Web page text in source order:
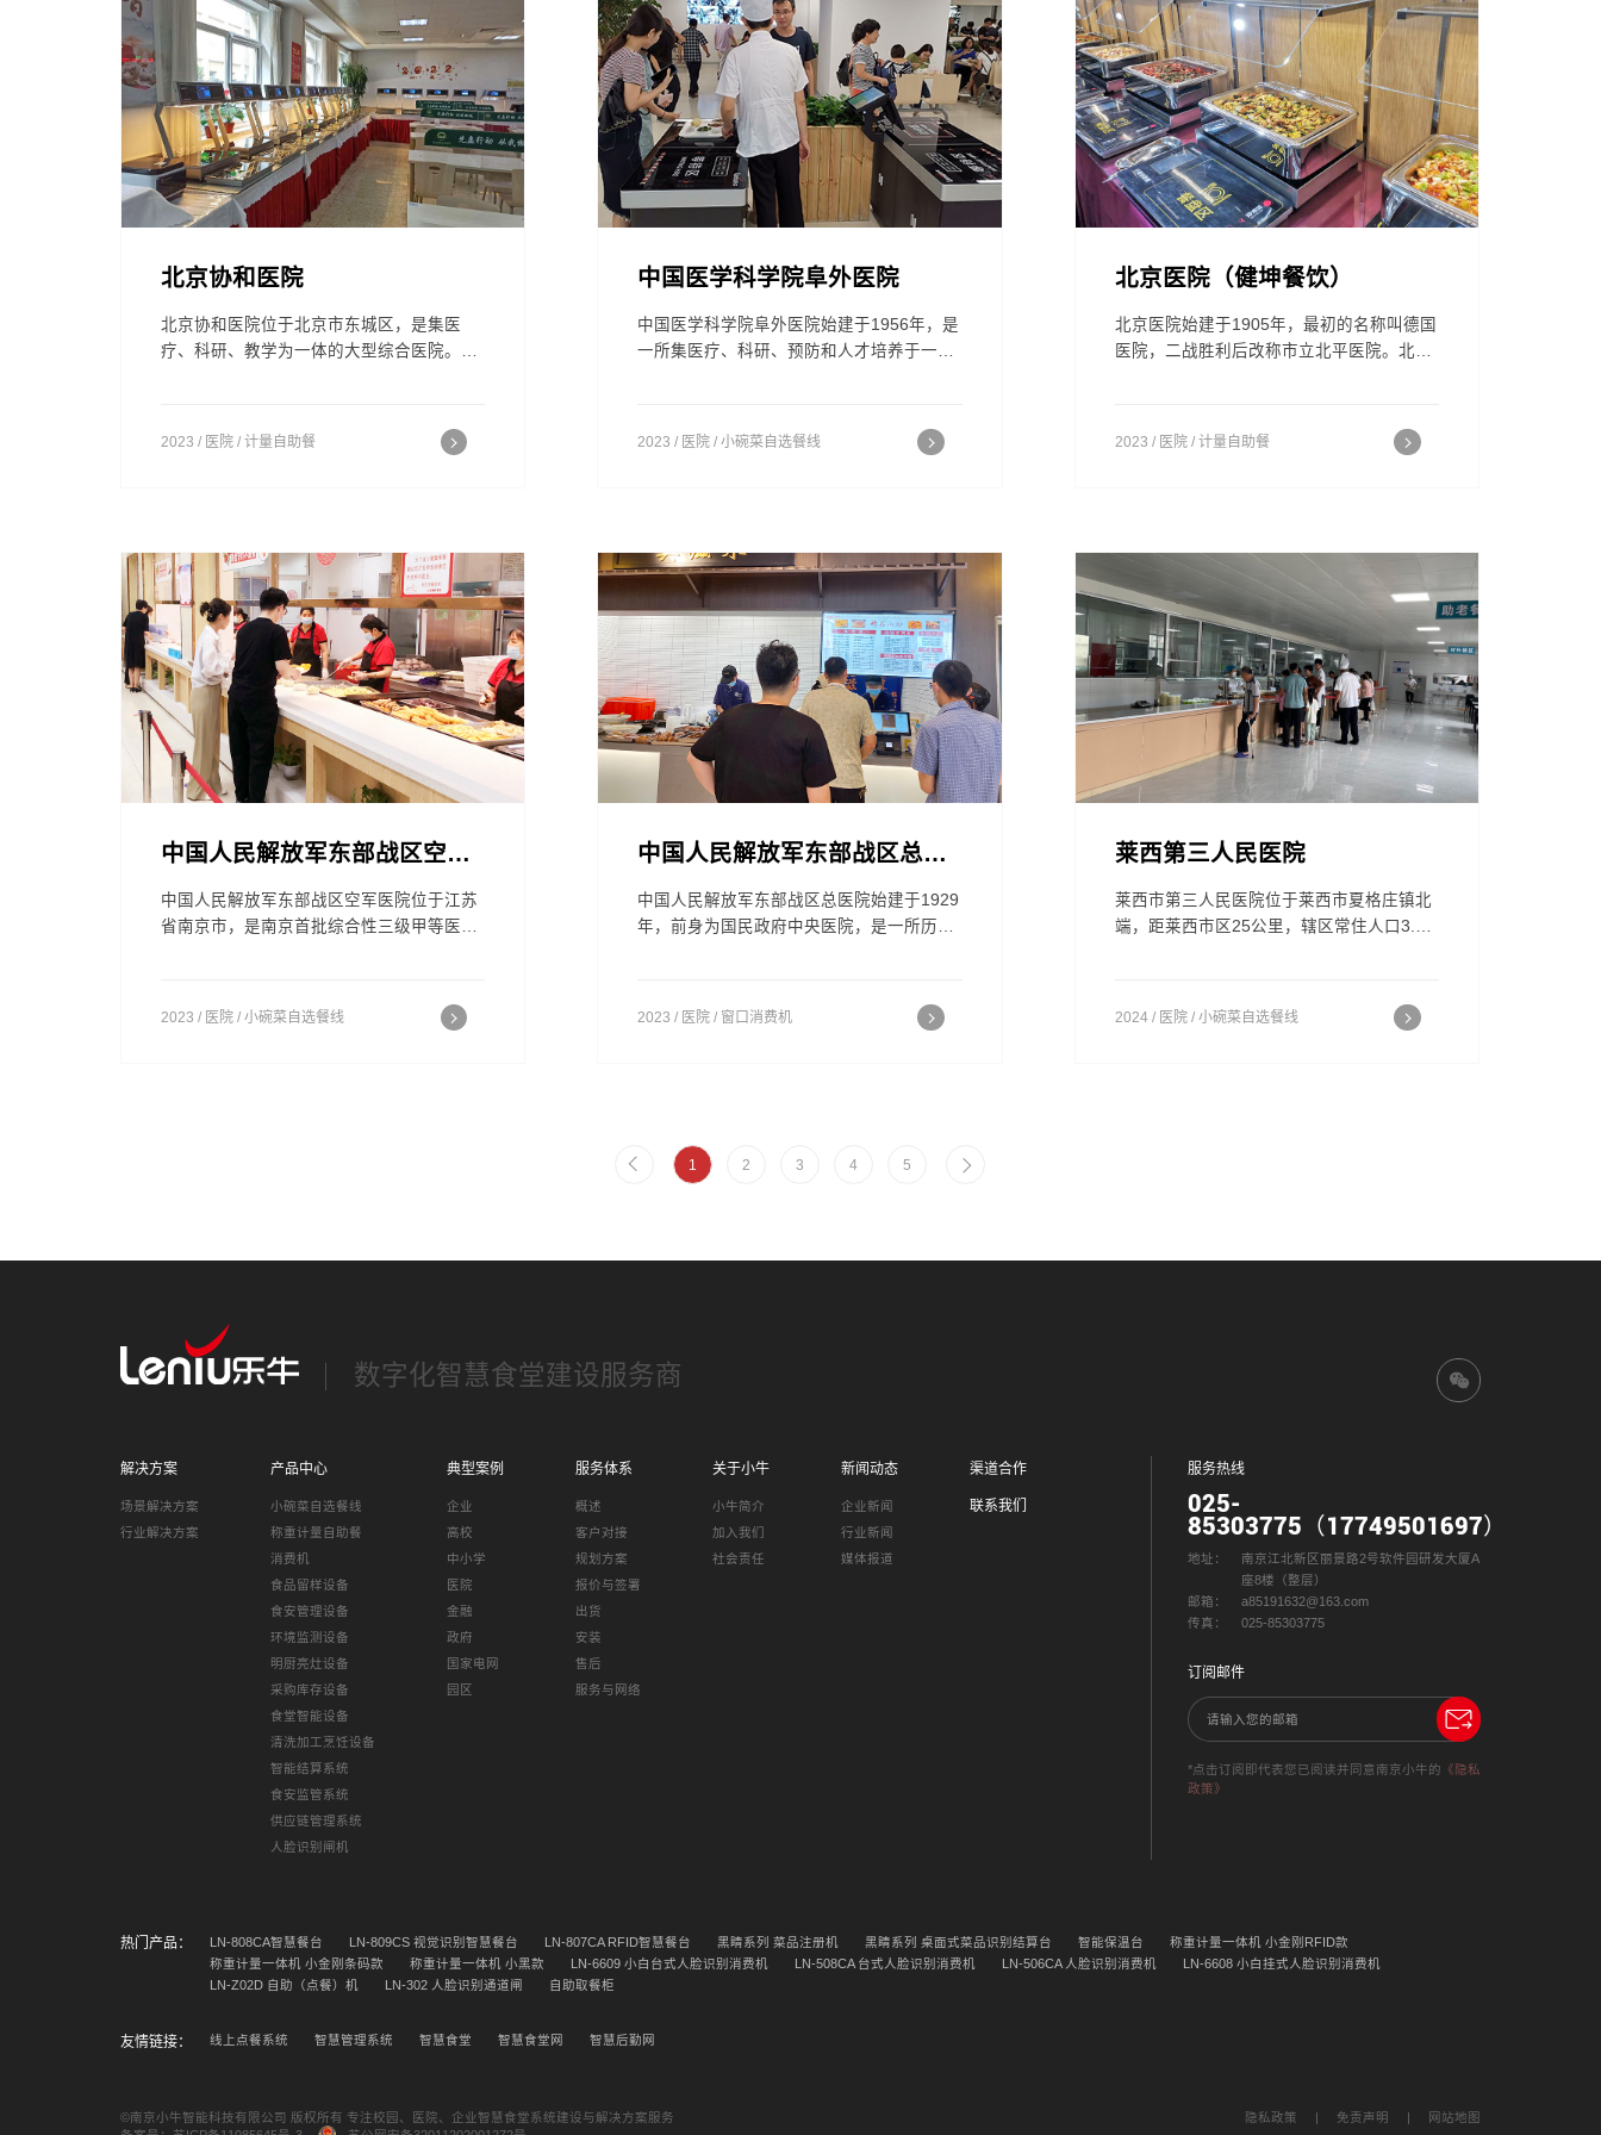
北京协和医院
北京协和医院位于北京市东城区，是集医
疗、科研、教学为一体的大型综合医院。北
外宾医疗任务的医院之一，也是高等医学教
育和住院医师规范化培训国家级示范基地，
2023 / 医院 / 计量自助餐
中国医学科学院阜外医院
中国医学科学院阜外医院始建于1956年，是
一所集医疗、科研、预防和人才培养于一体
享誉国内外，已成为世界上最大的心血管疾
病诊治中心和集医疗、科研、预防和人才培
2023 / 医院 / 小碗菜自选餐线
北京医院（健坤餐饮）
北京医院始建于1905年，最初的名称叫德国
医院，二战胜利后改称市立北平医院。北京
医、教、研、防全方位发展的现代化综合性
医院。不仅是直属国家卫生健康委员会的三
2023 / 医院 / 计量自助餐
中国人民解放军东部战区空军医院
中国人民解放军东部战区空军医院位于江苏
省南京市，是南京首批综合性三级甲等医
非典、汶川抗震救灾、医疗援助赞比亚等，
时至今日，该院依旧以其先进的医疗设备和
2023 / 医院 / 小碗菜自选餐线
中国人民解放军东部战区总医院
中国人民解放军东部战区总医院始建于1929
年，前身为国民政府中央医院，是一所历史
省重点学科34个。拥有2名中国工程院院
士、1名长江学者、4名百千万人才工程人
2023 / 医院 / 窗口消费机
莱西第三人民医院
莱西市第三人民医院位于莱西市夏格庄镇北
端，距莱西市区25公里，辖区常住人口3.4
院。医院占地面积1.7万平方米（26亩），
建筑面积1.3万平方米，固定资产3000余万
2024 / 医院 / 小碗菜自选餐线
1 2 3 4 5
数字化智慧食堂建设服务商
解决方案
场景解决方案
行业解决方案
产品中心
小碗菜自选餐线
称重计量自助餐
消费机
食品留样设备
食安管理设备
环境监测设备
明厨亮灶设备
采购库存设备
食堂智能设备
清洗加工烹饪设备
智能结算系统
食安监管系统
供应链管理系统
人脸识别闸机
典型案例
企业
高校
中小学
医院
金融
政府
国家电网
园区
服务体系
概述
客户对接
规划方案
报价与签署
出货
安装
售后
服务与网络
关于小牛
小牛简介
加入我们
社会责任
新闻动态
企业新闻
行业新闻
媒体报道
渠道合作
联系我们
服务热线
025-
85303775（17749501697）
地址：
南京江北新区丽景路2号软件园研发大厦A
座8楼（整层）
邮箱：
a85191632@163.com
传真：
025-85303775
订阅邮件
*点击订阅即代表您已阅读并同意南京小牛的 《隐私
政策》
热门产品： LN-808CA智慧餐台 LN-809CS 视觉识别智慧餐台 LN-807CA RFID智慧餐台 黑睛系列 菜品注册机 黑睛系列 桌面式菜品识别结算台 智能保温台
称重计量一体机 小金刚RFID款
称重计量一体机 小金刚条码款
称重计量一体机 小黑款 LN-6609 小白台式人脸识别消费机 LN-508CA 台式人脸识别消费机 LN-506CA 人脸识别消费机
LN-6608 小白挂式人脸识别消费机
LN-Z02D 自助（点餐）机
LN-302 人脸识别通道闸 自助取餐柜
友情链接： 线上点餐系统 智慧管理系统 智慧食堂 智慧食堂网 智慧后勤网
©南京小牛智能科技有限公司 版权所有 专注校园、医院、企业智慧食堂系统建设与解决方案服务
隐私政策 | 免责声明 | 网站地图